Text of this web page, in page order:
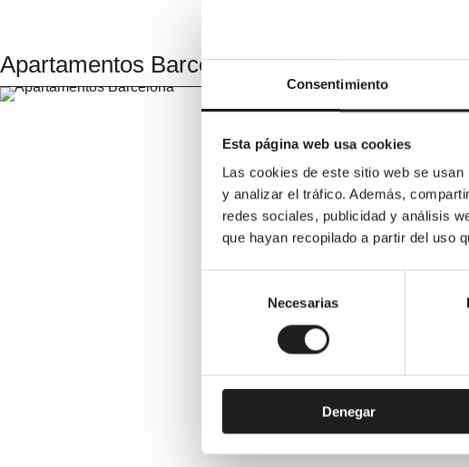
Consentimiento
Esta página web usa cookies
Las cookies de este sitio web se
y analizar el tráfico. Además,
redes sociales, publicidad y análisis
que hayan recopilado a partir del uso
consentimiento
Necesarias
Denegar
Apartamentos Barcelona